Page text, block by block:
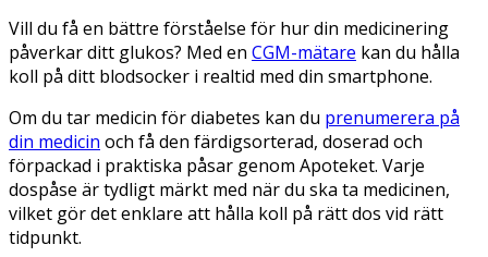
Vill du få en bättre förståelse för hur din medicinering
påverkar ditt glukos? Med en CGM-mätare kan du hålla
koll på ditt blodsocker i realtid med din smartphone.
Om du tar medicin för diabetes kan du prenumerera på
din medicin och få den färdigsorterad, doserad och
förpackad i praktiska påsar genom Apoteket. Varje
dospåse är tydligt märkt med när du ska ta medicinen,
vilket gör det enklare att hålla koll på rätt dos vid rätt
tidpunkt.